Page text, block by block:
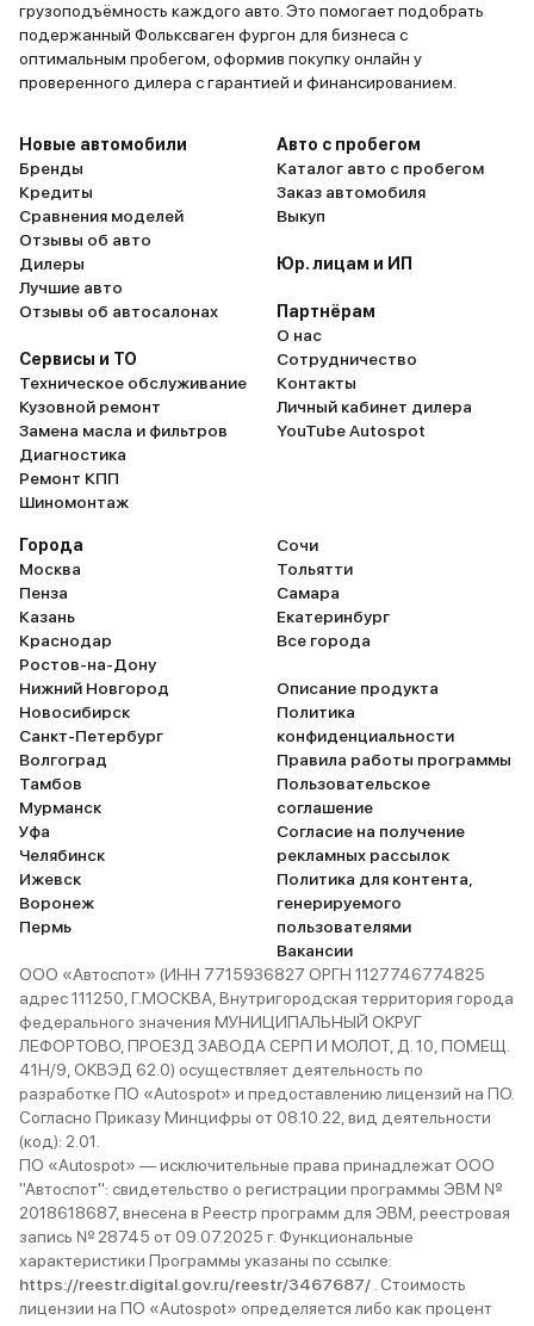
грузоподъёмность каждого авто. Это помогает подобрать
подержанный Фольксваген фургон для бизнеса с
оптимальным пробегом, оформив покупку онлайн у
проверенного дилера с гарантией и финансированием.
Новые автомобили
Бренды
Кредиты
Сравнения моделей
Отзывы об авто
Дилеры
Лучшие авто
Отзывы об автосалонах
Сервисы и ТО
Техническое обслуживание
Кузовной ремонт
Замена масла и фильтров
Диагностика
Ремонт КПП
Шиномонтаж
Авто с пробегом
Каталог авто с пробегом
Заказ автомобиля
Выкуп
Юр. лицам и ИП
Партнёрам
О нас
Сотрудничество
Контакты
Личный кабинет дилера
YouTube Autospot
Города
Москва
Пенза
Казань
Краснодар
Ростов-на-Дону
Нижний Новгород
Новосибирск
Санкт-Петербург
Волгоград
Тамбов
Мурманск
Уфа
Челябинск
Ижевск
Воронеж
Пермь
Сочи
Тольятти
Самара
Екатеринбург
Все города
Описание продукта
Политика
конфиденциальности
Правила работы программы
Пользовательское
соглашение
Согласие на получение
рекламных рассылок
Политика для контента,
генерируемого
пользователями
Вакансии
ООО «Автоспот» (ИНН 7715936827 ОРГН 1127746774825
адрес 111250, Г.МОСКВА, Внутригородская территория города
федерального значения МУНИЦИПАЛЬНЫЙ ОКРУГ
ЛЕФОРТОВО, ПРОЕЗД ЗАВОДА СЕРП И МОЛОТ, Д. 10, ПОМЕЩ.
41Н/9, ОКВЭД 62.0) осуществляет деятельность по
разработке ПО «Autospot» и предоставлению лицензий на ПО.
Согласно Приказу Минцифры от 08.10.22, вид деятельности
(код): 2.01.
ПО «Autospot» — исключительные права принадлежат ООО
"Автоспот": свидетельство о регистрации программы ЭВМ №
2018618687, внесена в Реестр программ для ЭВМ, реестровая
запись № 28745 от 09.07.2025 г. Функциональные
характеристики Программы указаны по ссылке:
https://reestr.digital.gov.ru/reestr/3467687/ . Стоимость
лицензии на ПО «Autospot» определяется либо как процент